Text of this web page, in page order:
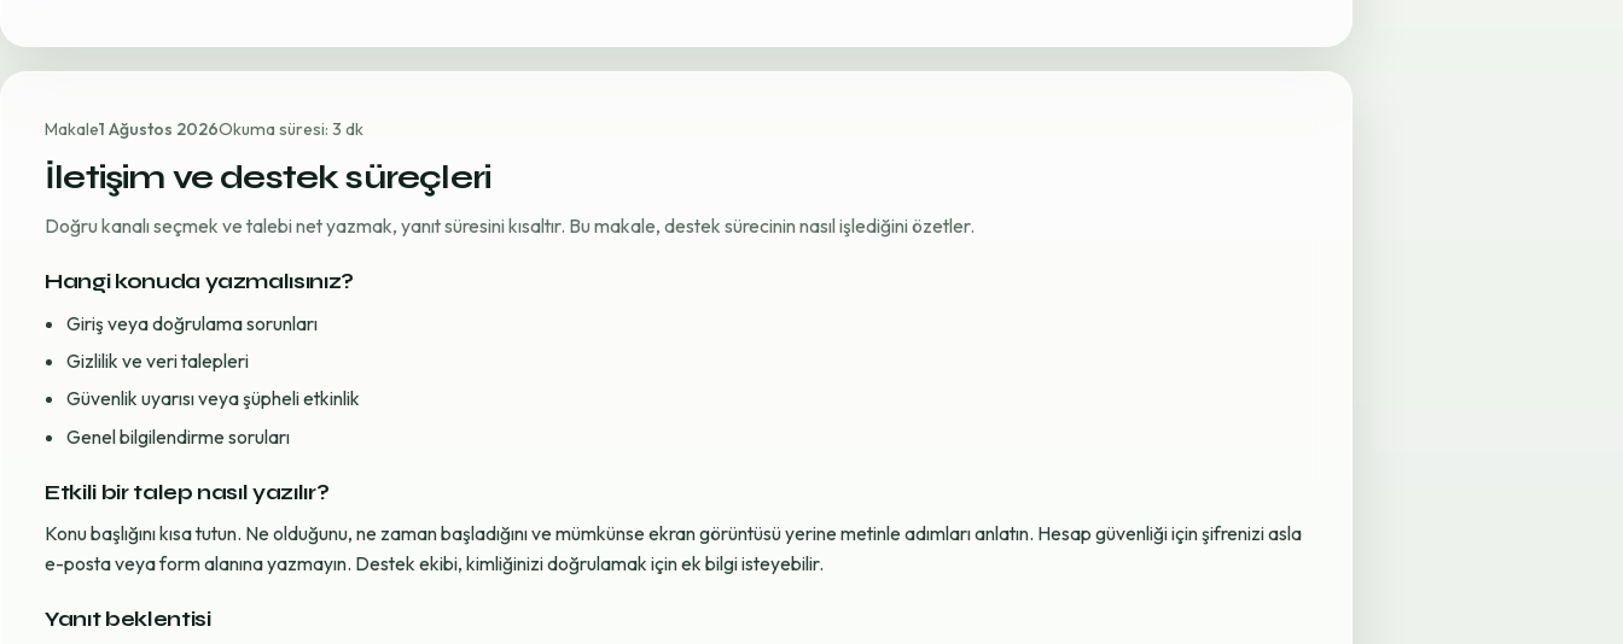
Makale1 Ağustos 2026Okuma süresi: 3 dk
İletişim ve destek süreçleri
Doğru kanalı seçmek ve talebi net yazmak, yanıt süresini kısaltır. Bu makale, destek sürecinin nasıl işlediğini özetler.
Hangi konuda yazmalısınız?
Giriş veya doğrulama sorunları
Gizlilik ve veri talepleri
Güvenlik uyarısı veya şüpheli etkinlik
Genel bilgilendirme soruları
Etkili bir talep nasıl yazılır?
Konu başlığını kısa tutun. Ne olduğunu, ne zaman başladığını ve mümkünse ekran görüntüsü yerine metinle adımları anlatın. Hesap güvenliği için şifrenizi asla
e-posta veya form alanına yazmayın. Destek ekibi, kimliğinizi doğrulamak için ek bilgi isteyebilir.
Yanıt beklentisi